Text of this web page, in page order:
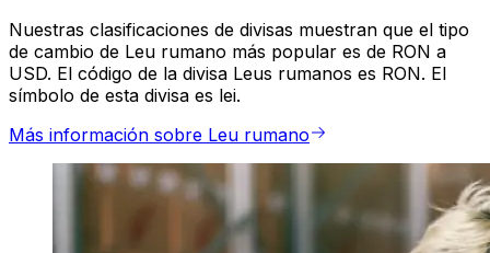
Nuestras clasificaciones de divisas muestran que el tipo
de cambio de Leu rumano más popular es de RON a
USD. El código de la divisa Leus rumanos es RON. El
símbolo de esta divisa es lei.
Más información sobre Leu rumano